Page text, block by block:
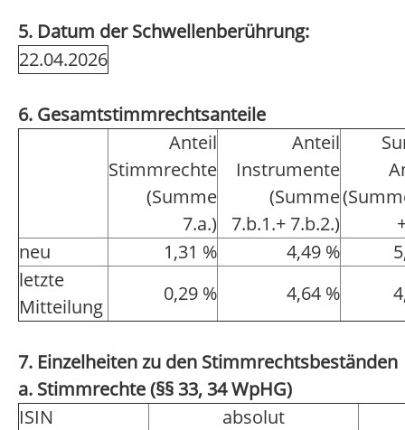
5. Datum der Schwellenberührung:
22.04.2026
6. Gesamtstimmrechtsanteile
Anteil
Stimmrechte
(Summe
7.a.)
Anteil
Instrumente
(Summe
7.b.1.+ 7.b.2.)
neu
1,31 % 4,49 %
letzte
Mitteilung
0,29 % 4,64 %
7. Einzelheiten zu den Stimmrechtsbeständen
a. Stimmrechte (§§ 33, 34 WpHG)
ISIN
absolut